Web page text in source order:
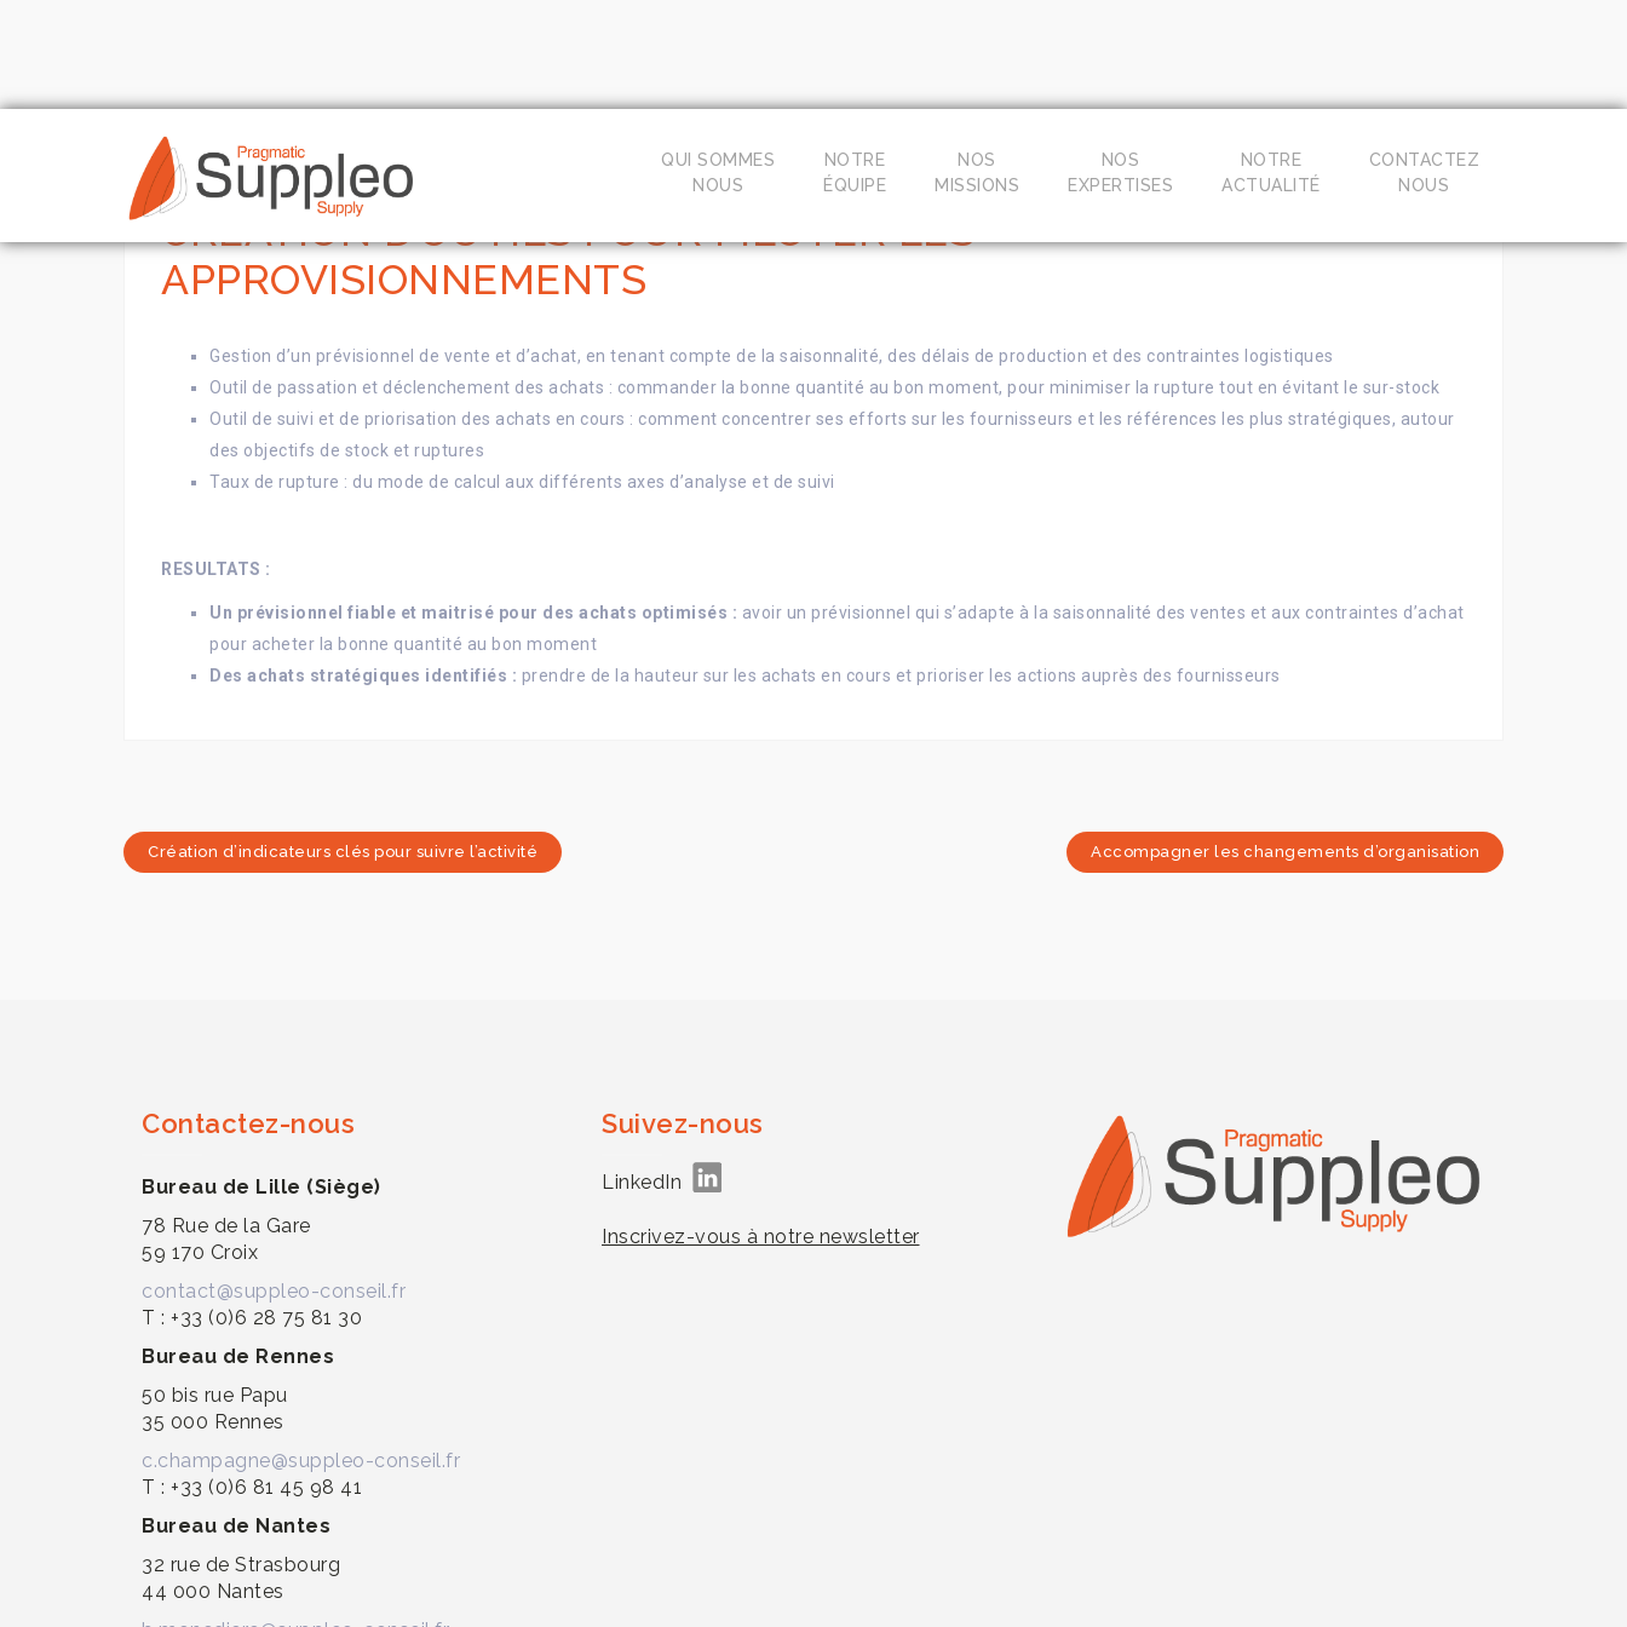
QUI SOMMES
NOUS
NOTRE
ÉQUIPE
NOS
MISSIONS
NOS
EXPERTISES
NOTRE
ACTUALITÉ
CONTACTEZ
NOUS
CRÉATION D’OUTILS POUR PILOTER LES
APPROVISIONNEMENTS
Gestion d’un prévisionnel de vente et d’achat, en tenant compte de la saisonnalité, des délais de production et des contraintes logistiques
Outil de passation et déclenchement des achats : commander la bonne quantité au bon moment, pour minimiser la rupture tout en évitant le sur-stock
Outil de suivi et de priorisation des achats en cours : comment concentrer ses efforts sur les fournisseurs et les références les plus stratégiques, autour
des objectifs de stock et ruptures
Taux de rupture : du mode de calcul aux différents axes d’analyse et de suivi
RESULTATS :
Un prévisionnel fiable et maitrisé pour des achats optimisés : avoir un prévisionnel qui s’adapte à la saisonnalité des ventes et aux contraintes d’achat
pour acheter la bonne quantité au bon moment
Des achats stratégiques identifiés : prendre de la hauteur sur les achats en cours et prioriser les actions auprès des fournisseurs
Navigation
Previous
Création d’indicateurs clés pour suivre l’activité Accompagner les changements d’organisation
Contactez-nous
Bureau de Lille (Siège)
78 Rue de la Gare
59 170 Croix
contact@suppleo-conseil.fr
T : +33 (0)6 28 75 81 30
Bureau de Rennes
50 bis rue Papu
35 000 Rennes
c.champagne@suppleo-conseil.fr
T : +33 (0)6 81 45 98 41
Bureau de Nantes
32 rue de Strasbourg
44 000 Nantes
Suivez-nous
LinkedIn
Inscrivez-vous à notre newsletter